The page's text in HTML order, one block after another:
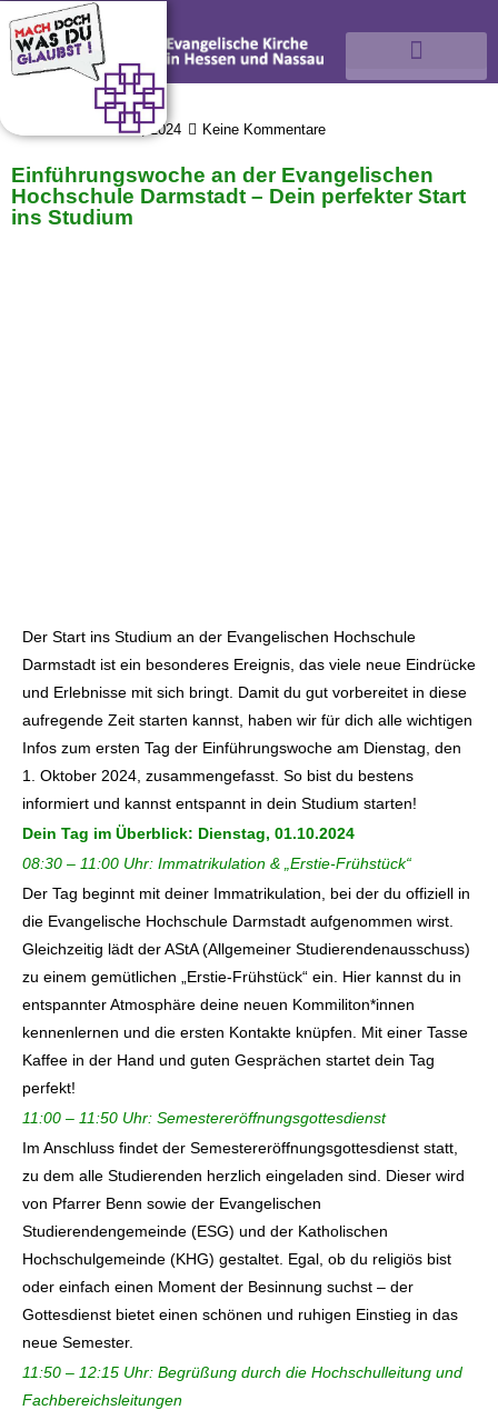
Juni 12, 2024 Keine Kommentare
Einführungswoche an der Evangelischen
Hochschule Darmstadt – Dein perfekter Start
ins Studium
Der Start ins Studium an der Evangelischen Hochschule
Darmstadt ist ein besonderes Ereignis, das viele neue Eindrücke
und Erlebnisse mit sich bringt. Damit du gut vorbereitet in diese
aufregende Zeit starten kannst, haben wir für dich alle wichtigen
Infos zum ersten Tag der Einführungswoche am Dienstag, den
1. Oktober 2024, zusammengefasst. So bist du bestens
informiert und kannst entspannt in dein Studium starten!
Dein Tag im Überblick: Dienstag, 01.10.2024
08:30 – 11:00 Uhr: Immatrikulation & „Erstie-Frühstück“
Der Tag beginnt mit deiner Immatrikulation, bei der du offiziell in
die Evangelische Hochschule Darmstadt aufgenommen wirst.
Gleichzeitig lädt der AStA (Allgemeiner Studierendenausschuss)
zu einem gemütlichen „Erstie-Frühstück“ ein. Hier kannst du in
entspannter Atmosphäre deine neuen Kommiliton*innen
kennenlernen und die ersten Kontakte knüpfen. Mit einer Tasse
Kaffee in der Hand und guten Gesprächen startet dein Tag
perfekt!
11:00 – 11:50 Uhr: Semestereröffnungsgottesdienst
Im Anschluss findet der Semestereröffnungsgottesdienst statt,
zu dem alle Studierenden herzlich eingeladen sind. Dieser wird
von Pfarrer Benn sowie der Evangelischen
Studierendengemeinde (ESG) und der Katholischen
Hochschulgemeinde (KHG) gestaltet. Egal, ob du religiös bist
oder einfach einen Moment der Besinnung suchst – der
Gottesdienst bietet einen schönen und ruhigen Einstieg in das
neue Semester.
11:50 – 12:15 Uhr: Begrüßung durch die Hochschulleitung und
Fachbereichsleitungen